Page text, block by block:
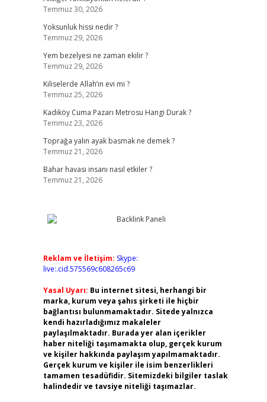
Temmuz 30, 2026
Yoksunluk hissi nedir ?
Temmuz 29, 2026
Yem bezelyesi ne zaman ekilir ?
Temmuz 29, 2026
Kiliselerde Allah’ın evi mi ?
Temmuz 25, 2026
Kadıköy Cuma Pazarı Metrosu Hangi Durak ?
Temmuz 23, 2026
Toprağa yalın ayak basmak ne demek ?
Temmuz 21, 2026
Bahar havası insanı nasıl etkiler ?
Temmuz 21, 2026
Reklam ve İletişim: Skype:
live:.cid.575569c608265c69
Yasal Uyarı: Bu internet sitesi, herhangi bir
marka, kurum veya şahıs şirketi ile hiçbir
bağlantısı bulunmamaktadır. Sitede yalnızca
kendi hazırladığımız makaleler
paylaşılmaktadır. Burada yer alan içerikler
haber niteliği taşımamakta olup, gerçek kurum
ve kişiler hakkında paylaşım yapılmamaktadır.
Gerçek kurum ve kişiler ile isim benzerlikleri
tamamen tesadüfidir. Sitemizdeki bilgiler taslak
halindedir ve tavsiye niteliği taşımazlar.